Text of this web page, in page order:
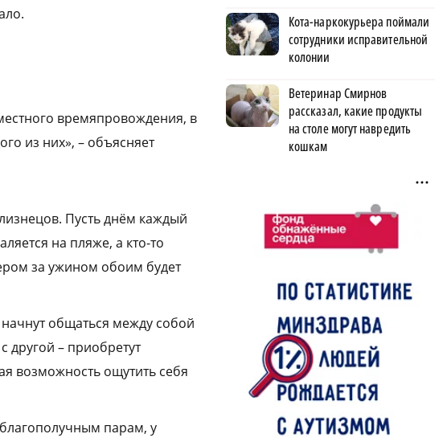
времяпровождения, в
из них», – объясняет
Пусть днём каждый
на пляже, а кто-то
за ужином обоим будет
общаться между собой
другой – приобретут
возможность ощутить себя
парам, у
Кота-наркокурьера поймали
сотрудники исправительной
колонии
Ветеринар Смирнов
рассказал, какие продукты
на столе могут навредить
кошкам